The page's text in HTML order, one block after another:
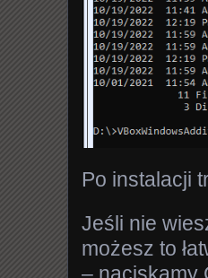
Po instalacji
Jeśli nie
możesz to